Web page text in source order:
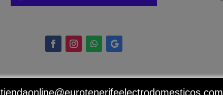
tiendaonline@eurotenerifeelectrodomesticos.com